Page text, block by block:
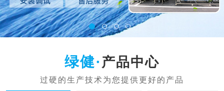
产品中心